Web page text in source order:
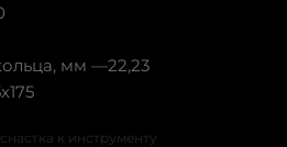
мм —22,23
к инструменту